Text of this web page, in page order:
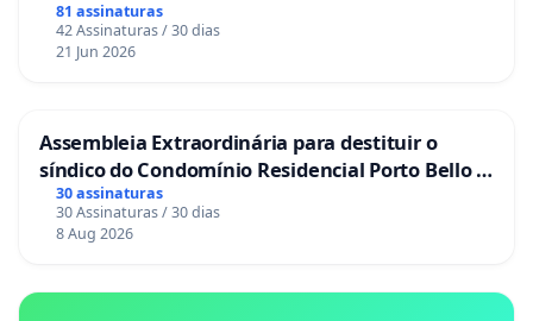
gestacional nos hospitais portugueses
81 assinaturas
42 Assinaturas / 30 dias
21 Jun 2026
Assembleia Extraordinária para destituir o
síndico do Condomínio Residencial Porto Bello -
La Casa
30 assinaturas
30 Assinaturas / 30 dias
8 Aug 2026